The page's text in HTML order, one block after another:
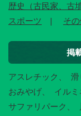
歴史（古民家、古
スポーツ
そ
掲
アスレチック 滑
おみやげ
イル
サファリパーク